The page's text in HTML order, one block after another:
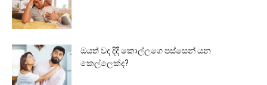
ඔයත් වද දිදී කොල්ලගෙ පස්සෙන් යන
කෙල්ලෙක්ද?